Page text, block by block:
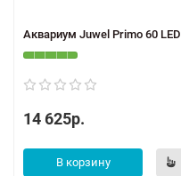
Аквариум Juwel Primo 60 LED
14 625р.
В корзину